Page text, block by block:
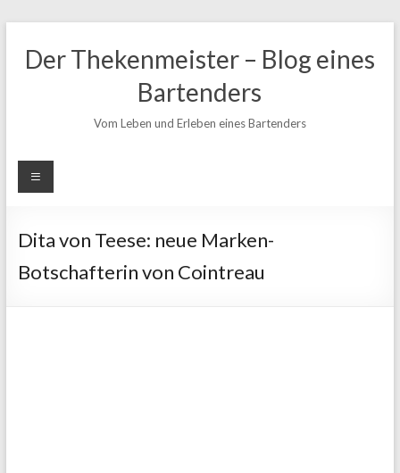
Inhalt
springen
Der Thekenmeister – Blog eines
Bartenders
Vom Leben und Erleben eines Bartenders
Dita von Teese: neue Marken-
Botschafterin von Cointreau